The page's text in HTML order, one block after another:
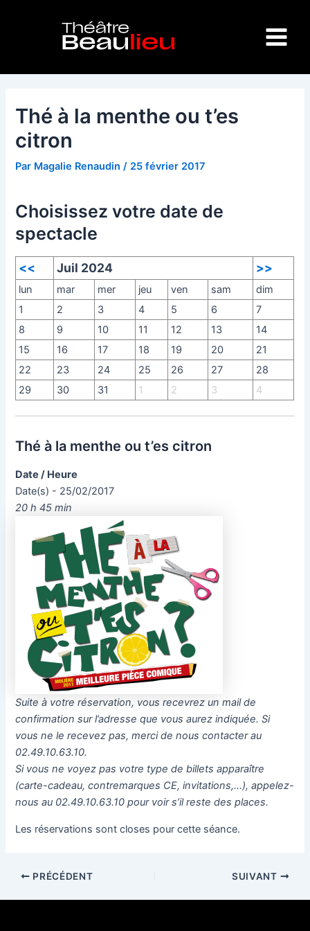
Menu
Thé à la menthe ou t’es
citron
Par Magalie Renaudin/ 25 février 2017
Choisissez votre date de
spectacle
<< Juil 2024 >>
lun mar mer jeu ven sam
dim
1
2 3 4 5 6
7
8
9 10 11 12 13
14
15
16 17 18 19 20
21
22
23 24 25 26 27
28
29
30 31 1 2 3 4
Thé à la menthe ou t’es citron
Date / Heure
Date(s) - 25/02/2017
20 h 45 min
Suite à votre réservation, vous recevrez un mail de
confirmation sur l’adresse que vous aurez indiquée. Si
vous ne le recevez pas, merci de nous contacter au
02.49.10.63.10.
Si vous ne voyez pas votre type de billets apparaître
(carte-cadeau, contremarques CE, invitations,…), appelez-
nous au 02.49.10.63.10 pour voir s’il reste des places.
Les réservations sont closes pour cette séance.
PRÉCÉDENT SUIVANT